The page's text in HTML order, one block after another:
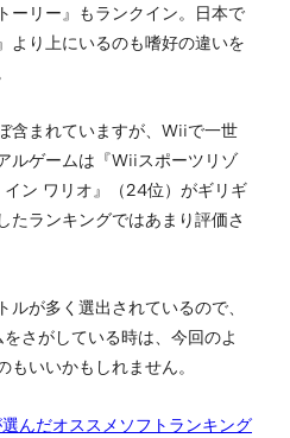
ーリー』もランクイン。日本で
より上にいるのも嗜好の違いを
含まれていますが、Wiiで一世
ルゲームは『Wiiスポーツリゾ
ン ワリオ』（24位）がギリギ
たランキングではあまり評価さ
が多く選出されているので、
さがしている時は、今回のよ
いいかもしれません。
んだオススメソフトランキング